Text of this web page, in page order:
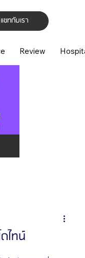
แชทกับเรา
Review
ไทน์